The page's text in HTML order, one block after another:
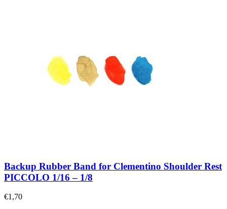
Backup Rubber Band for Clementino Shoulder Rest
PICCOLO 1/16 – 1/8
€1,70